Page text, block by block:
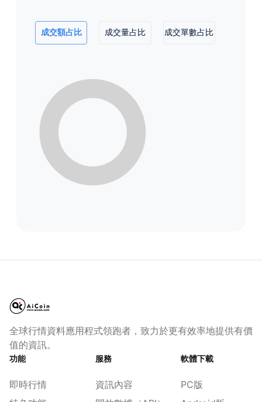
成交額占比 成交量占比 成交單數占比
全球行情資料應用程式領跑者，致力於更有效率地提供有價
值的資訊。
功能
即時行情
服務
資訊內容
軟體下載
PC版